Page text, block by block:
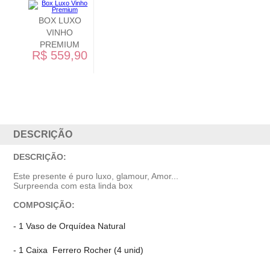
DESCRIÇÃO
DESCRIÇÃO:
Este presente é puro luxo, glamour, Amor...
Surpreenda com esta linda box
COMPOSIÇÃO:
- 1 Vaso de Orquídea Natural
- 1 Caixa Ferrero Rocher (4 unid)